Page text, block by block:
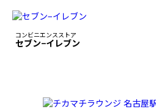
コンビニエンスストア
セブン−イレブン